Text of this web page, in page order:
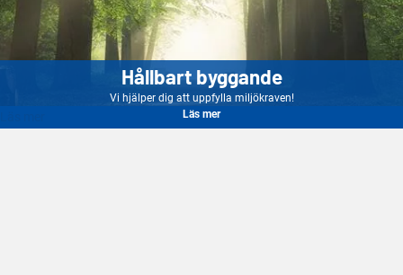
Hållbart byggande
Vi hjälper dig att uppfylla miljökraven!
Läs mer